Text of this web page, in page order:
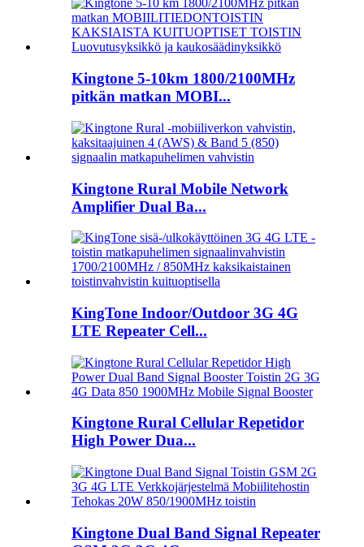
Kingtone 5-10km 1800/2100MHz
pitkän matkan MOBI...
Kingtone Rural Mobile Network
Amplifier Dual Ba...
KingTone Indoor/Outdoor 3G 4G
LTE Repeater Cell...
Kingtone Rural Cellular Repetidor
High Power Dua...
Kingtone Dual Band Signal Repeater